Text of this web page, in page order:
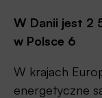
W Danii jest 2
w Polsce 6
W krajach
energetyczne